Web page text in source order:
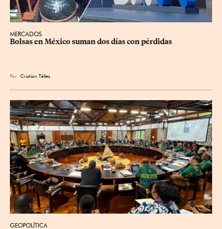
MERCADOS
Bolsas en México suman dos días con pérdidas
Por Cristian Téllez
GEOPOLÍTICA